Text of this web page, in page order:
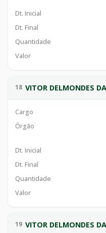
Dt. Inicial
Dt. Final
Quantidade
Valor
18 VITOR DELMONDES
Cargo
Órgão
Dt. Inicial
Dt. Final
Quantidade
Valor
19 VITOR DELMONDES